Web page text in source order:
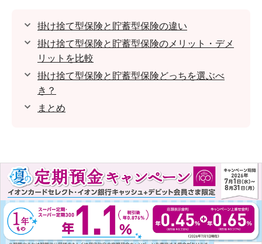
掛け捨て型保険と貯蓄型保険の違い
掛け捨て型保険と貯蓄型保険のメリット・デメ
リットを比較
掛け捨て型保険と貯蓄型保険どっちを選ぶべ
き？
まとめ